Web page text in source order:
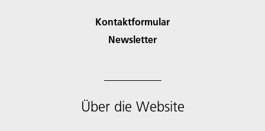
Kontaktformular
Newsletter
Über die Website